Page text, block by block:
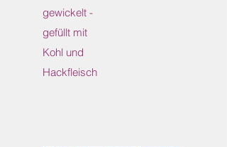
gewickelt -
gefüllt mit
Kohl und
Hackfleisch